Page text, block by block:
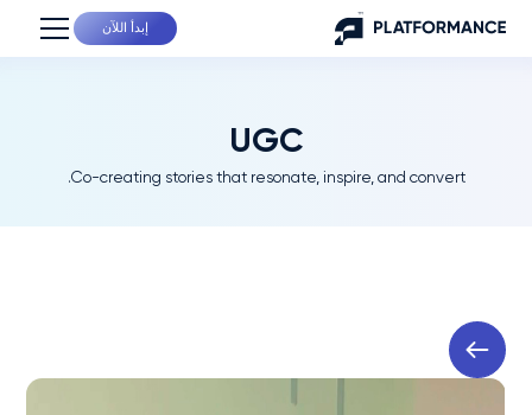
إبدأ اللآن
UGC
Co-creating stories that resonate, inspire, and convert.